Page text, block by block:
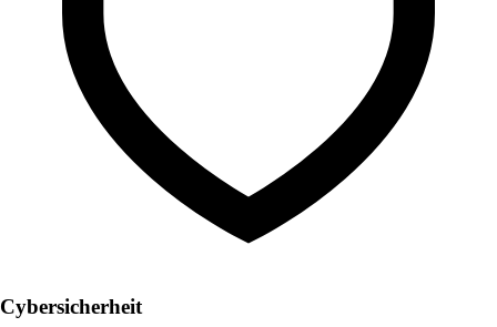
Cybersicherheit